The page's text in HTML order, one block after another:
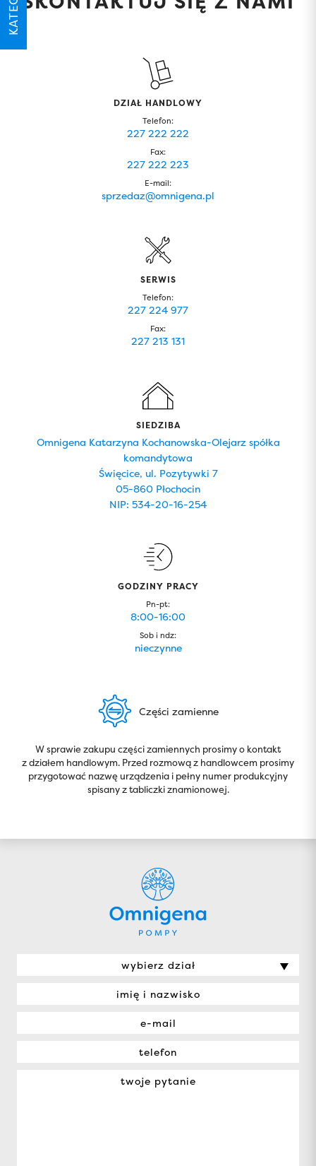
DZIAŁ HANDLOWY
Telefon:
227 222 222
Fax:
227 222 223
E-mail:
sprzedaz@omnigena.pl
SERWIS
Telefon:
227 224 977
Fax:
227 213 131
SIEDZIBA
Omnigena Katarzyna Kochanowska-Olejarz spółka
komandytowa
Święcice, ul. Pozytywki 7
05-860 Płochocin
NIP: 534-20-16-254
GODZINY PRACY
Pn-pt:
8:00-16:00
Sob i ndz:
nieczynne
Części zamienne
W sprawie zakupu części zamiennych prosimy o kontakt
z działem handlowym. Przed rozmową z handlowcem prosimy
przygotować nazwę urządzenia i pełny numer produkcyjny
spisany z tabliczki znamionowej.
wybierz dział